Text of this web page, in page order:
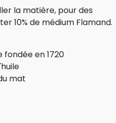
la matière, pour des
10% de médium Flamand.
fondée en 1720
mat